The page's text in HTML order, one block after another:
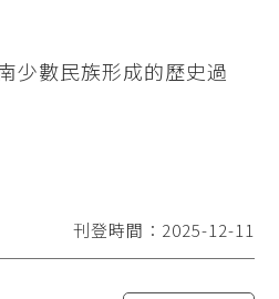
少數民族形成的歷史過
刊登時間：2025-12-11